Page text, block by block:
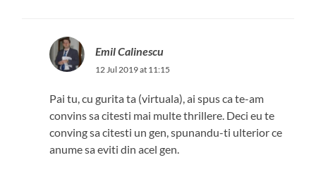
Emil Calinescu
12 Jul 2019 at 11:15
Pai tu, cu gurita ta (virtuala), ai spus ca te-am
convins sa citesti mai multe thrillere. Deci eu te
conving sa citesti un gen, spunandu-ti ulterior ce
anume sa eviti din acel gen.